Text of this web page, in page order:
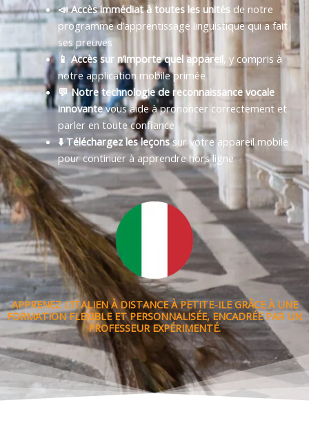
📣 Accès immédiat à toutes les unitésde notre
programme d’apprentissage linguistique qui a fait
ses preuves
📱 Accès sur n’importe quel appareil, y compris à
notre application mobile primée
💬 Notre technologie de reconnaissance vocale
innovantevous aide à prononcer correctement et
parler en toute confiance
⬇️ Téléchargez les leçonssur votre appareil mobile
pour continuer à apprendre hors ligne
APPRENEZ L’ITALIEN À DISTANCE À PETITE-ILE GRÂCE À UNE
FORMATION FLEXIBLE ET PERSONNALISÉE, ENCADRÉE PAR UN
PROFESSEUR EXPÉRIMENTÉ.